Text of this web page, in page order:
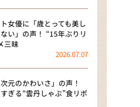
のカタチ～
っしゃい！
本館
女優に「歳とっても美し
い」の声！ “15年ぶりリ
三昧
2026.07.07
元のかわいさ」の声！
ぎる“雲丹しゃぶ”食リポ